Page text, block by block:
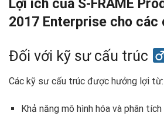
Lợi ích của S-FRAME
2017 Enterprise cho các
Đối với kỹ sư cấu trúc ‍
Các kỹ sư cấu trúc được hưởng lợi từ:
Khả năng mô hình hóa và phân